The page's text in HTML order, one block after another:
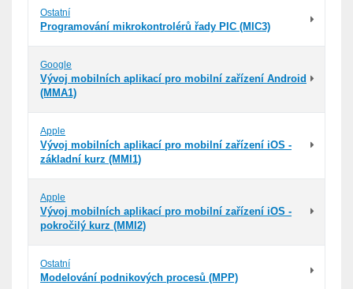
Ostatní
Programování mikrokontrolérů řady PIC (MIC3)
Google
Vývoj mobilních aplikací pro mobilní zařízení Android
(MMA1)
Apple
Vývoj mobilních aplikací pro mobilní zařízení iOS -
základní kurz (MMI1)
Apple
Vývoj mobilních aplikací pro mobilní zařízení iOS -
pokročilý kurz (MMI2)
Ostatní
Modelování podnikových procesů (MPP)